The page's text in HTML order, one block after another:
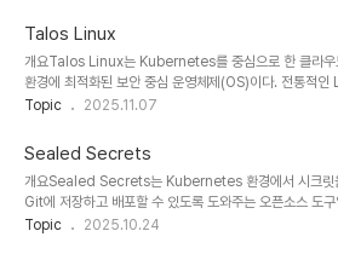
하..
할 수 있는 SLO-as-Code 접근 방식을 실현한다.1. 개념
목 내용 비교 개념SLO를 YAML 또는 JSON 형식으로 정
동화하는 시스템수동 설정 기반 SLO 관리 대체목적신뢰
드로 관리하여 지속적인 품질 유지CI/CD 및 GitOps와
서비스 복잡성 증가에 따른 SLO 관리 자동화대규모 SRE
Talos Linux
개요Talos Linux는 Kubernetes를 중심으로 한 클라우
환경에 최적화된 보안 중심 운영체제(OS)이다. 전통적인
판과 달리 Shell, SSH, 패키지 매니저가 제거된 완전 불변
화하고 표준화하는 데 중점을 두고 있다.1. 개념 및 정의 항
교 개념Kubernetes 전용 불변 인프라 운영체제일반
Ubuntu, CentOS) 대비 클라우드 네이티브 특화목적보
운영 자동화수동 관리 최소화필요성클라우드 인프라의 일
성 확보DevOps 및 GitOps 환경 필수 요소2. 특징특징설
Topic 2025.11.07
Sealed Secrets
개요Sealed Secrets는 Kubernetes 환경에서 시크릿
Git에 저장하고 배포할 수 있도록 도와주는 오픈소스 도구
크릿을 암호화된 형태로 관리하며, SealedSecrets 리소
Topic 2025.10.24